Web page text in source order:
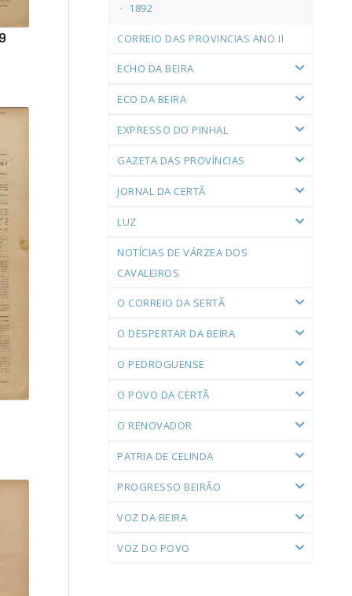
1892
CORREIO DAS PROVINCIAS ANO II
ECHO DA BEIRA
ECO DA BEIRA
EXPRESSO DO PINHAL
GAZETA DAS PROVÍNCIAS
JORNAL DA CERTÃ
LUZ
NOTÍCIAS DE VÁRZEA DOS
CAVALEIROS
O CORREIO DA SERTÃ
O DESPERTAR DA BEIRA
O PEDROGUENSE
O POVO DA CERTÃ
O RENOVADOR
PATRIA DE CELINDA
PROGRESSO BEIRÃO
VOZ DA BEIRA
VOZ DO POVO